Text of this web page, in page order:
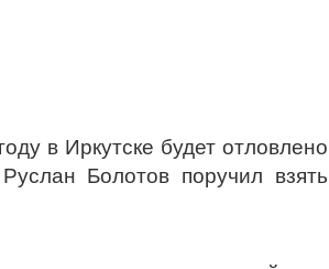
в Иркутске будет отловлено
Болотов поручил взять